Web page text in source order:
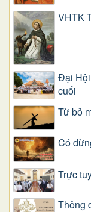
VHTK
Đại
cuối
Từ bỏ
Có
Trực
Thông